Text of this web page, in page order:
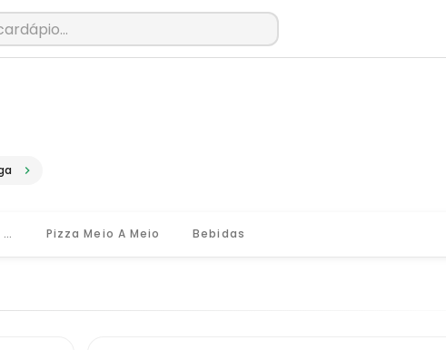
- MG · Pediu, chegou, é Bigou!
Pizzas Premium 35cm - 8 Fatias Pizza Meio A Meio Bebidas